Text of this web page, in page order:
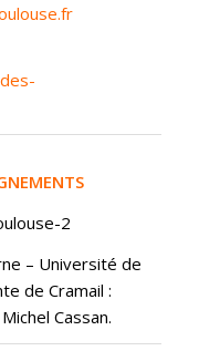
2
– Université de
de Cramail :
Cassan.